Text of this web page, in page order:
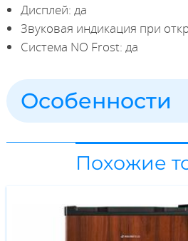
Дисплей: да
Звуковая индикация при
Система NO Frost: да
Особенности
Похожие